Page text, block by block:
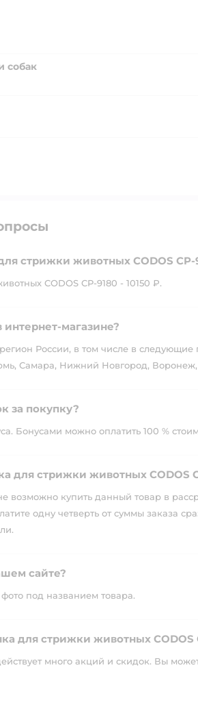
собак
стрижки животных CODOS CP-
CODOS CP-9180 - 10150 ₽.
интернет-магазине?
России, в том числе в следующие
Самара, Нижний Новгород,
за покупку?
Бонусами можно оплатить 100 %
стрижки животных CODOS
возможно купить данный товар в
одну четверть от суммы заказа
сайте?
под названием товара.
для стрижки животных CODOS
много акций и скидок. Вы